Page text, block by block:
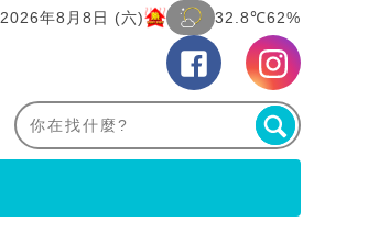
2026年8月8日 (六) 32.8℃62%